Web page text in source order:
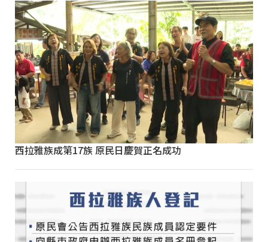
西拉雅族成第17族 原民日慶賀正名成功